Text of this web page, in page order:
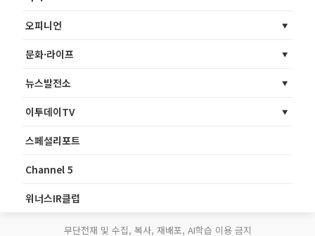
오피니언
문화·라이프
뉴스발전소
이투데이TV
스페셜리포트
Channel 5
위너스IR클럽
무단전재 및 수집, 복사, 재배포, AI학습 이용 금지